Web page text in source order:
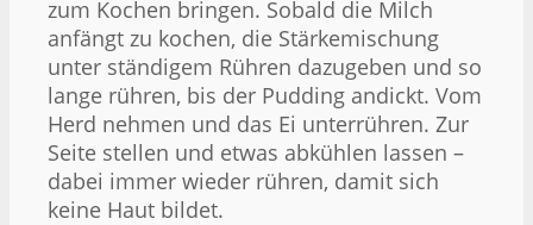
zum Kochen bringen. Sobald die Milch
anfängt zu kochen, die Stärkemischung
unter ständigem Rühren dazugeben und so
lange rühren, bis der Pudding andickt. Vom
Herd nehmen und das Ei unterrühren. Zur
Seite stellen und etwas abkühlen lassen –
dabei immer wieder rühren, damit sich
keine Haut bildet.